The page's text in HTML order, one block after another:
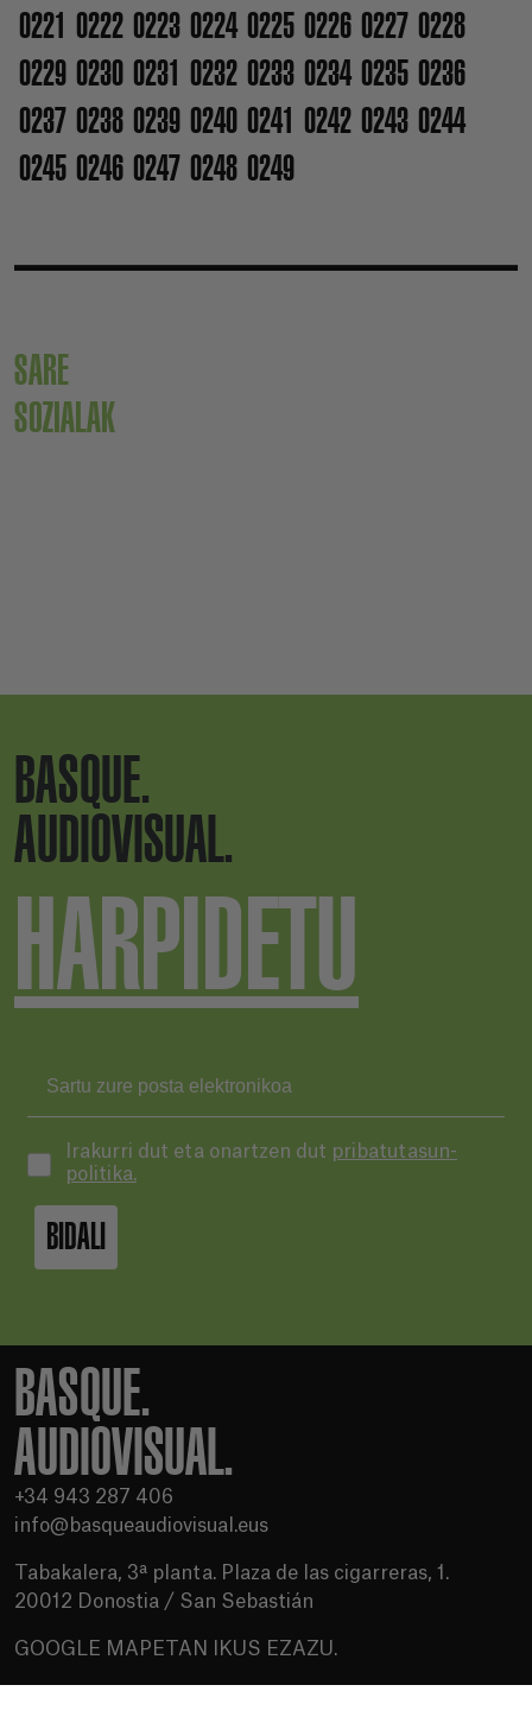
0221 0222 0223 0224 0225 0226 0227 0228
0229 0230 0231 0232 0233 0234 0235 0236
0237 0238 0239 0240 0241 0242 0243 0244
0245 0246 0247 0248 0249
SARE
SOZIALAK
BASQUE.
AUDIOVISUAL.
HARPIDETU
Irakurri dut eta onartzen dut pribatutasun-
politika.
BIDALI
BASQUE.
AUDIOVISUAL.
+34 943 287 406
info@basqueaudiovisual.eus
Tabakalera, 3ª planta. Plaza de las cigarreras, 1.
20012 Donostia / San Sebastián
GOOGLE MAPETAN IKUS EZAZU.